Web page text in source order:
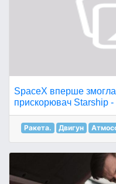
SpaceX вперше
прискорювач Starship -
Ракета. Двигун